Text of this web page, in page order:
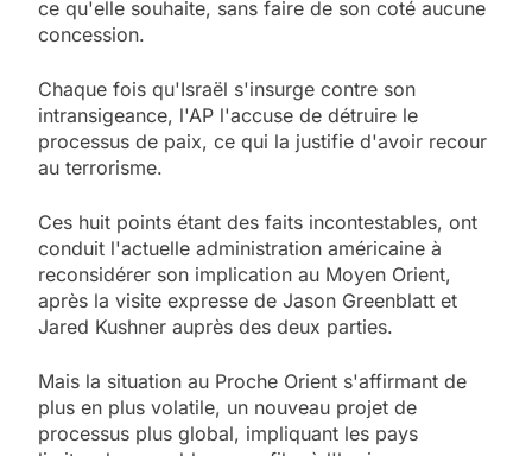
ce qu'elle souhaite, sans faire de son coté aucune
concession.
Chaque fois qu'Israël s'insurge contre son
intransigeance, l'AP l'accuse de détruire le
processus de paix, ce qui la justifie d'avoir recour
au terrorisme.
Ces huit points étant des faits incontestables, ont
conduit l'actuelle administration américaine à
reconsidérer son implication au Moyen Orient,
après la visite expresse de Jason Greenblatt et
Jared Kushner auprès des deux parties.
Mais la situation au Proche Orient s'affirmant de
plus en plus volatile, un nouveau projet de
processus plus global, impliquant les pays